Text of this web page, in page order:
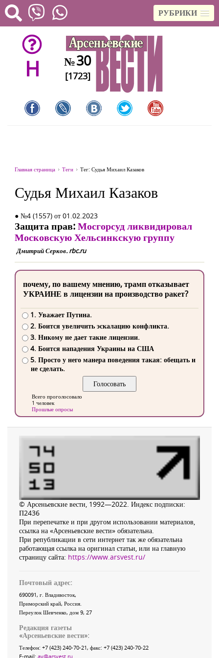
РУБРИКИ
H №30
[1723]
Главная страница Теги Тег: Судья Михаил Казаков
Судья Михаил Казаков
● №4 (1557) от 01.02.2023
Защита прав:Мосгорсуд ликвидировал
Московскую Хельсинкскую группу
Дмитрий Серков. rbc.ru
почему, по вашему мнению, трамп отказывает
УКРАИНЕ в лицензии на производство ракет?
1. Уважает Путина.
2. Боится увеличить эскалацию конфликта.
3. Никому не дает такие лицензии.
4. Боится нападения Украины на США
5. Просто у него манера поведения такая: обещать и
не сделать.
Всего проголосовало
1 человек
Прошлые опросы
© Арсеньевские вести, 1992—2022. Индекс подписки:
П2436
При перепечатке и при другом использовании материалов,
ссылка на «Арсеньевские вести» обязательна.
При републикации в сети интернет так же обязательна
работающая ссылка на оригинал статьи, или на главную
страницу сайта: https://www.arsvest.ru/
Почтовый адрес:
690091, г. Владивосток,
Приморский край, Россия
Переулок Шевченко, дом 9, 27
Редакция газеты
«Арсеньевские вести»:
Телефон: +7 (423) 240-70-21, факс: +7 (423) 240-70-22
E-mail: av@arsvest.ru